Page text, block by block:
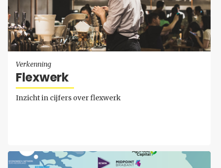
Verkenning
Flex­werk
Inzicht in cijfers over flexwerk